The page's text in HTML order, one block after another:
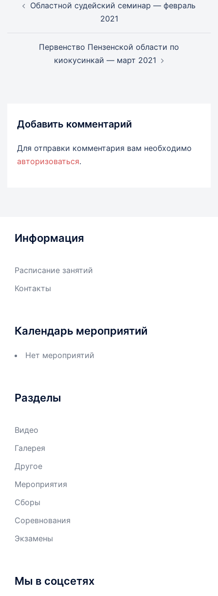
записиОбластной судейский семинар — февраль
2021
Первенство Пензенской области по
киокусинкай — март 2021
Добавить комментарий
Для отправки комментария вам необходимо
авторизоваться.
Информация
Расписание занятий
Контакты
Календарь мероприятий
Нет мероприятий
Разделы
Видео
Галерея
Другое
Мероприятия
Сборы
Соревнования
Экзамены
Мы в соцсетях